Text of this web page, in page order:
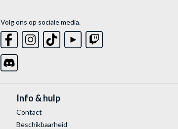
Volg ons op sociale media.
Info & hulp
Contact
Beschikbaarheid